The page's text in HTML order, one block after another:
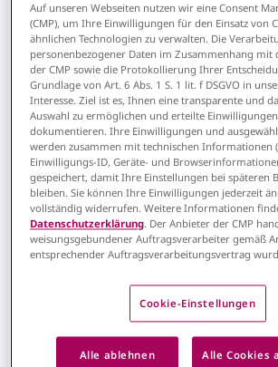
Fragen)
Auf unseren Webseiten nutzen wir eine Consent
(CMP), um Ihre Einwilligungen für den Einsatz von
ähnlichen Technologien zu verwalten. Die
personenbezogener Daten im Zusammenhang mit
der CMP sowie die Protokollierung Ihrer
Grundlage von Art. 6 Abs. 1 S. 1 lit. f DSGVO in
Interesse. Ziel ist es, Ihnen eine transparente und
Auswahl zu ermöglichen und erteilte
dokumentieren. Ihre Einwilligungen und
werden zusammen mit technischen Informationen
Einwilligungs-ID, Geräte- und
gespeichert, damit Ihre Einstellungen bei späteren
bleiben. Sie können Ihre Einwilligungen jederzeit
vollständig widerrufen. Weitere Informationen
Datenschutzerklärung. Der Anbieter der CMP
weisungsgebundener Auftragsverarbeiter gemäß
entsprechender Auftragsverarbeitungsvertrag
Cookie-Einstellungen
Alle ablehnen Alle Cookies